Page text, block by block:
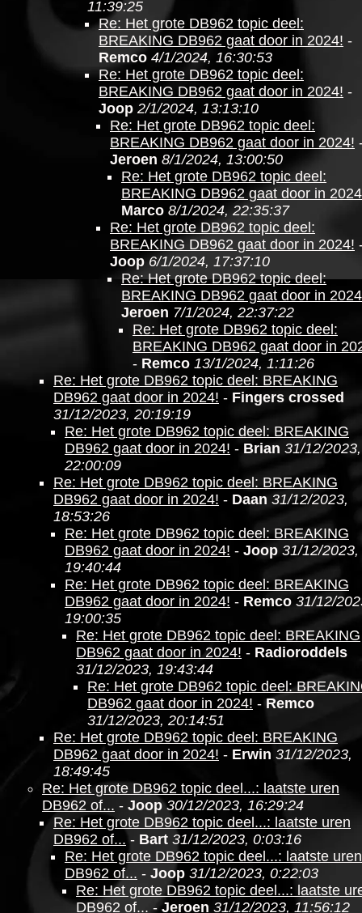
11:39:25
Re: Het grote DB962 topic deel:
BREAKING DB962 gaat door in 2024! -
Remco 4/1/2024, 16:30:53
Re: Het grote DB962 topic deel:
BREAKING DB962 gaat door in 2024! -
Joop 2/1/2024, 13:13:10
Re: Het grote DB962 topic deel:
BREAKING DB962 gaat door in 2024!
Jeroen 8/1/2024, 13:00:50
Re: Het grote DB962 topic deel:
BREAKING DB962 gaat door in
Marco 8/1/2024, 22:35:37
Re: Het grote DB962 topic deel:
BREAKING DB962 gaat door in 2024!
Joop 6/1/2024, 17:37:10
Re: Het grote DB962 topic deel:
BREAKING DB962 gaat door in
Jeroen 7/1/2024, 22:37:22
Re: Het grote DB962 topic deel:
BREAKING DB962 gaat door in
- Remco 13/1/2024, 1:11:26
Re: Het grote DB962 topic deel: BREAKING
DB962 gaat door in 2024! - Fingers crossed
31/12/2023, 20:19:19
Re: Het grote DB962 topic deel: BREAKING
DB962 gaat door in 2024! - Brian 31/12/2023,
22:00:09
Re: Het grote DB962 topic deel: BREAKING
DB962 gaat door in 2024! - Daan 31/12/2023,
18:53:26
Re: Het grote DB962 topic deel: BREAKING
DB962 gaat door in 2024! - Joop 31/12/2023,
19:40:44
Re: Het grote DB962 topic deel: BREAKING
DB962 gaat door in 2024! - Remco 31/12/
19:00:35
Re: Het grote DB962 topic deel: BREAKING
DB962 gaat door in 2024! - Radioroddels
31/12/2023, 19:43:44
Re: Het grote DB962 topic deel:
DB962 gaat door in 2024! -Remco
31/12/2023, 20:14:51
Re: Het grote DB962 topic deel: BREAKING
DB962 gaat door in 2024! - Erwin 31/12/2023,
18:49:45
Re: Het grote DB962 topic deel...: laatste uren
DB962 of... - Joop 30/12/2023, 16:29:24
Re: Het grote DB962 topic deel...: laatste uren
DB962 of...- Bart 31/12/2023, 0:03:16
Re: Het grote DB962 topic deel...: laatste uren
DB962 of... - Joop 31/12/2023, 0:22:03
Re: Het grote DB962 topic deel...: laatste
DB962 of... - Jeroen 31/12/2023, 11:56:12